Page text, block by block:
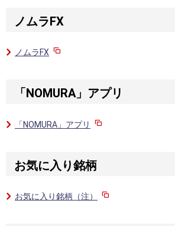
ノムラFX
ノムラFX
「NOMURA」アプリ
「NOMURA」アプリ
お気に入り銘柄
お気に入り銘柄（注）